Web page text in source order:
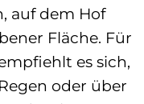
auf dem Hof
Fläche. Für
es sich,
oder über